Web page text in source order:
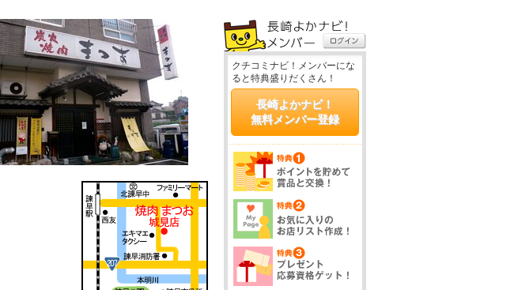
クチコミナビ！メンバーにな
ると特典盛りだくさん！
長崎よかナビ！
無料メンバー登録